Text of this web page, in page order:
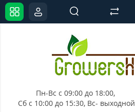
Пн-Вс с 09:00 до 18:00,
Сб с 10:00 до 15:30, Вс- выходной